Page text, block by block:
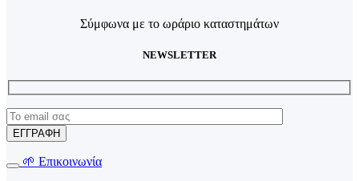
Σύμφωνα με το ωράριο καταστημάτων
NEWSLETTER
🌱 Επικοινωνία